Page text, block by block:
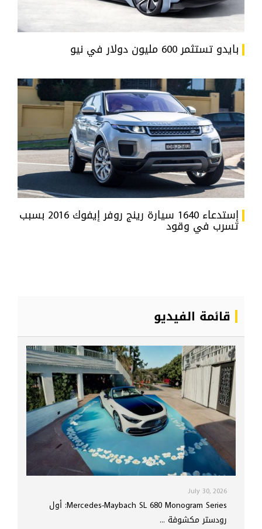
بايدو تستثمر 600 مليون دولار في نيو
إستدعاء 1640 سيارة رينج روفر إيفوك 2016 بسبب
تسرب في وقود
قائمة الفيديو
July 30, 2026
Mercedes-Maybach SL 680 Monogram Series: أول
رودستر مكشوفة ...